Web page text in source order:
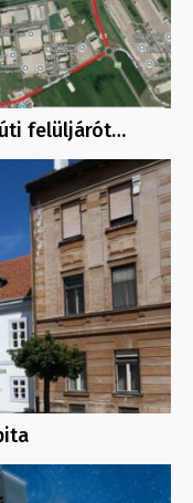
felüljárót…